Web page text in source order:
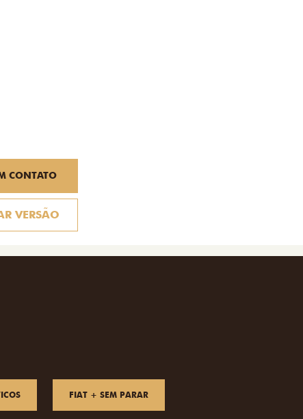
CONTATO
VERSÃO
FIAT + SEM PARAR